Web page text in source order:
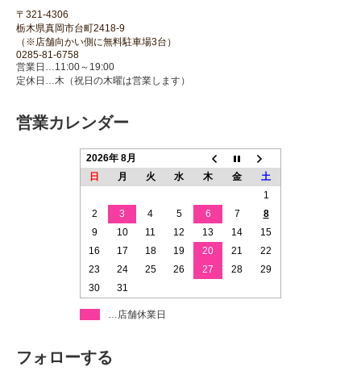
〒321-4306
栃木県真岡市台町2418-9
（※店舗向かい側に無料駐車場3台）
0285-81-6758
営業日…11:00～19:00
定休日…木（祝日の木曜は営業します）
営業カレンダー
2026年 8月
日
月 火 水 木 金
土
1
2
3 4 5 6 7
8
9
10 11 12 13 14
15
16
17 18 19 20 21
22
23
24 25 26 27 28
29
30
31
…店舗休業日
フォローする